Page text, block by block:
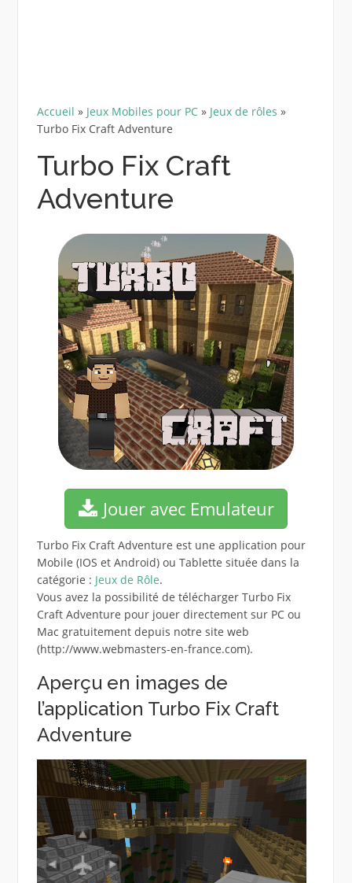
Accueil » Jeux Mobiles pour PC» Jeux de rôles »
Turbo Fix Craft Adventure
Turbo Fix Craft
Adventure
Jouer avec Emulateur
Turbo Fix Craft Adventure est une application pour
Mobile (IOS et Android) ou Tablette située dans la
catégorie : Jeux de Rôle.
Vous avez la possibilité de télécharger Turbo Fix
Craft Adventure pour jouer directement sur PC ou
Mac gratuitement depuis notre site web
(http://www.webmasters-en-france.com).
Aperçu en images de
l’application Turbo Fix Craft
Adventure